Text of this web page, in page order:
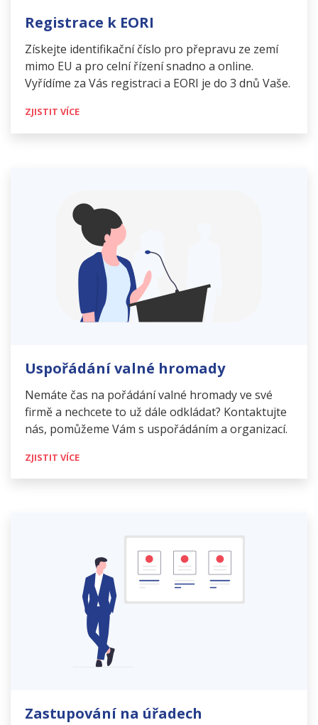
Registrace k EORI
Získejte identifikační číslo pro přepravu ze zemí
mimo EU a pro celní řízení snadno a online.
Vyřídíme za Vás registraci a EORI je do 3 dnů Vaše.
ZJISTIT VÍCE
Uspořádání valné hromady
Nemáte čas na pořádání valné hromady ve své
firmě a nechcete to už dále odkládat? Kontaktujte
nás, pomůžeme Vám s uspořádáním a organizací.
ZJISTIT VÍCE
Zastupování na úřadech